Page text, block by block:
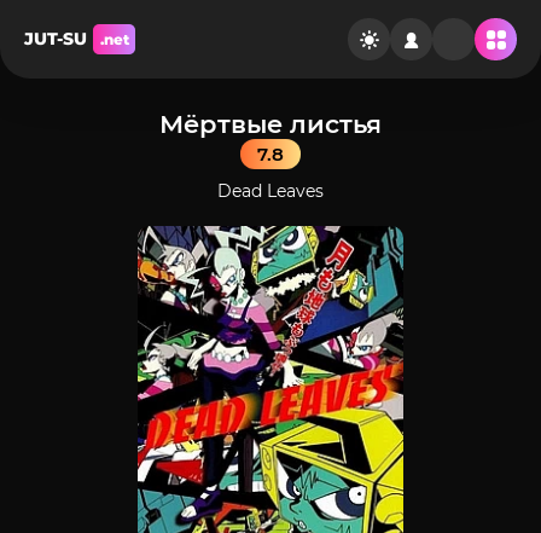
JUT-SU .net
Мёртвые листья
7.8
Dead Leaves